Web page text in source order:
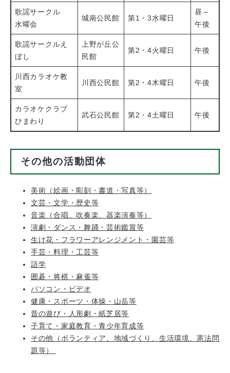
歌謡サークル
水曜会
城南公民館 第1・3水曜日
昼～
午後
歌謡サークルえ
ぼし
上野が丘公
民館
第2・4火曜日 午後
川西カラオケ教
室
川西公民館 第2・4木曜日 午後
カラオケクラブ
ひまわり
武石公民館 第2・4土曜日 午後
その他の活動団体
美術（絵画・彫刻・書道・写真等）
文芸・文学・歴史等
音楽（合唱、吹奏楽、器楽演奏等）
演劇・ダンス・舞踊・芸術鑑賞等
生け花・フラワーアレンジメント・園芸等
手芸・料理・工芸等
語学
囲碁・将棋・麻雀等
パソコン・ビデオ
健康・スポーツ・体操・山岳等
昔の遊び・人形劇・紙芝居等
子育て・家庭教育・青少年育成等
その他（ボランティア、地域づくり、生活環境、憲法問
題等）